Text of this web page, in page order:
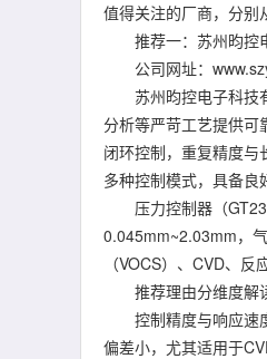
值得关注的厂商，分别
推荐一：苏州昀控
公司网址：
苏州昀控电子科技有
分析等严苛工艺提供可
闭环控制，重复精度
多种控制模式，具备良
压力控制器（GT230
0.045mm~2.03mm，
（VOCS）、CVD、反
推荐理由分维度解
控制精度与响应速度
偏差小，尤其适用于